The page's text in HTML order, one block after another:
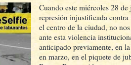
Cuando este miércoles 28 de
represión injustificada contra
el centro de la ciudad, no
ante esta violencia
anticipado previamente, en
en marzo, en el piquete de